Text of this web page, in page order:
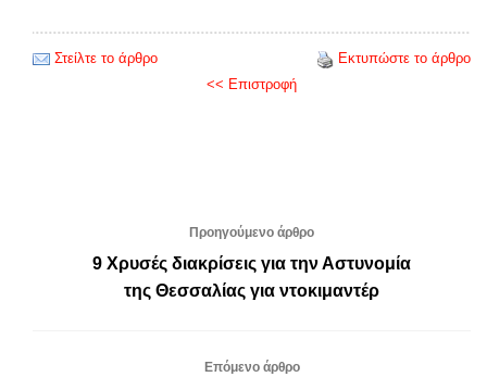
Στείλτε το άρθρο
Εκτυπώστε το άρθρο
<< Επιστροφή
Προηγούμενο άρθρο
9 Χρυσές διακρίσεις για την Αστυνομία
της Θεσσαλίας για ντοκιμαντέρ
Επόμενο άρθρο